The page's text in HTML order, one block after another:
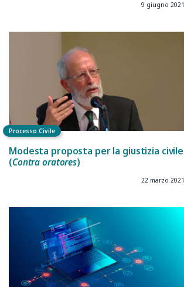
9 giugno 2021
Processo Civile
Modesta proposta per la giustizia civile
(Contra oratores)
22 marzo 2021